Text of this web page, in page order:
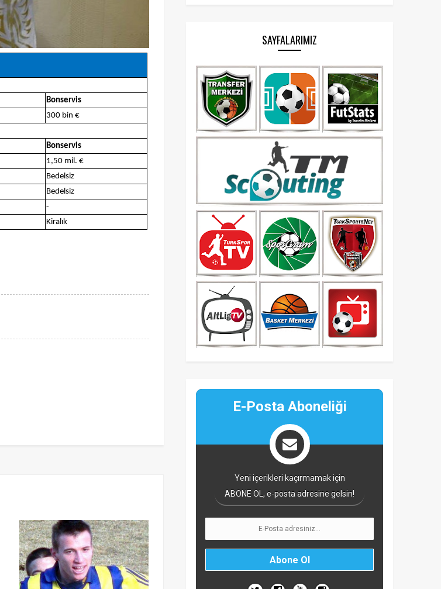
Bonservis
300 bin €
Bonservis
1,50 mil. €
Bedelsiz
Bedelsiz
-
Kiralık
SAYFALARIMIZ
E-Posta Aboneliği
Yeni içerikleri kaçırmamak için
ABONE OL, e-posta adresine gelsin!